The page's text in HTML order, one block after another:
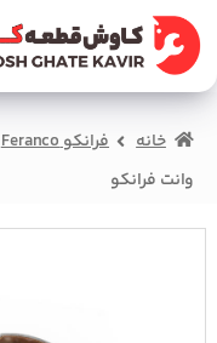
پرش
به
ناوبری
پرش
به
محتوا
صفحه اصلی
سبد خرید
درباره ما
خانه فرانکو Feranco
وانت فرانکو